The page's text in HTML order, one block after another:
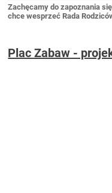
Zachęcamy do zapoznania
chce wesprzeć Rada
Plac Zabaw -